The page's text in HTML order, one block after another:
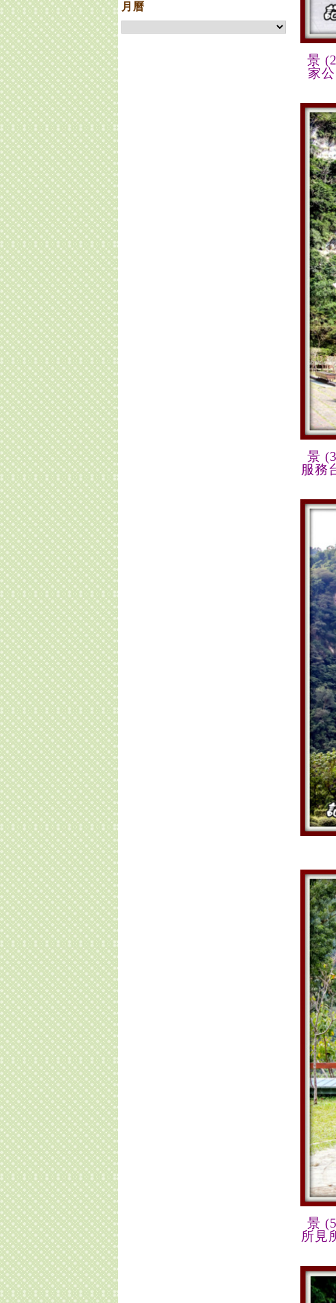
景
家
景
服務
景
所見
月曆